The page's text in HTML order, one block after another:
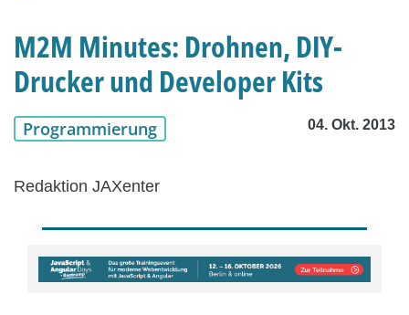
M2M Minutes: Drohnen, DIY-
Drucker und Developer Kits
Programmierung 04. Okt. 2013
Redaktion JAXenter